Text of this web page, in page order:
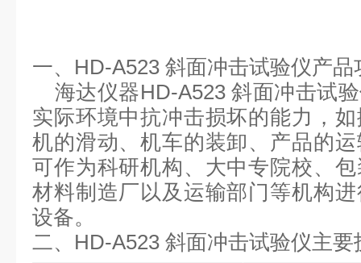
一、 HD-A523 斜面冲击试验仪产品
海达仪器HD-A523 斜面冲击试
实际环境中抗冲击损坏的能力，
机的滑动、机车的装卸、产品的
可作为科研机构、大中专院校、
材料制造厂以及运输部门等机构
设备。
二、 HD-A523 斜面冲击试验仪主要